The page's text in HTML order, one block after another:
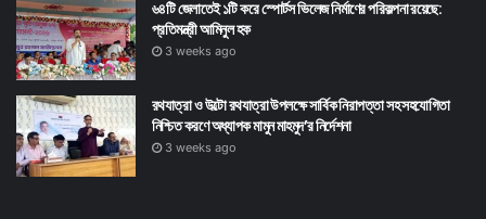
৬৪টি জেলাতেই ১টি করে স্পোর্টস ভিলেজ নির্মাণের পরিকল্পনা রয়েছে:
প্রতিমন্ত্রী আমিনুল হক
3 weeks ago
রথযাত্রা ও উল্টো রথযাত্রা উপলক্ষে সার্বিক নিরাপত্তা সহ সহযোগিতা
নিশ্চিত করণে অধ্যাপক মামুন মাহমুদ’র নির্দেশনা
3 weeks ago